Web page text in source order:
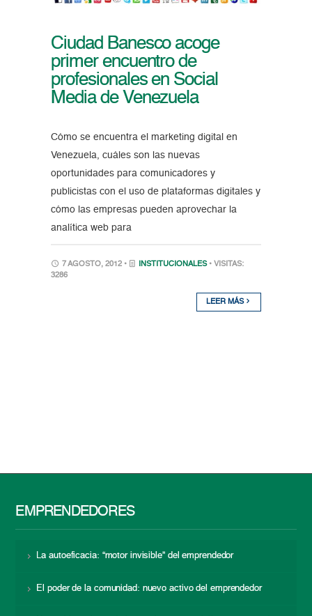
Ciudad Banesco acoge
primer encuentro de
profesionales en Social
Media de Venezuela
Cómo se encuentra el marketing digital en
Venezuela, cuáles son las nuevas
oportunidades para comunicadores y
publicistas con el uso de plataformas digitales y
cómo las empresas pueden aprovechar la
analítica web para
7 AGOSTO, 2012 • INSTITUCIONALES • VISITAS:
3286
LEER MÁS
EMPRENDEDORES
La autoeficacia: “motor invisible” del emprendedor
El poder de la comunidad: nuevo activo del emprendedor